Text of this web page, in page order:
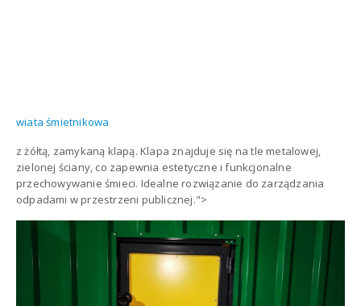
wiata śmietnikowa
z żółtą, zamykaną klapą. Klapa znajduje się na tle metalowej,
zielonej ściany, co zapewnia estetyczne i funkcjonalne
przechowywanie śmieci. Idealne rozwiązanie do zarządzania
odpadami w przestrzeni publicznej.">